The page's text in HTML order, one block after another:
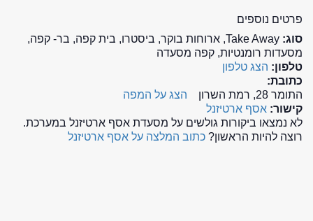
פרטים נוספים
סוג:
Take Away, ארוחות בוקר, ביסטרו, בית קפה, בר- קפה,
מסעדות רומנטיות, קפה מסעדה
טלפון: הצג טלפון
כתובת:
התומר 28, רמת השרון
הצג על המפה
קישור: אסף ארטיזנל
לא נמצאו ביקורות גולשים על מסעדת אסף ארטיזנל במערכת.
רוצה להיות הראשון? כתוב המלצה על אסף ארטיזנל